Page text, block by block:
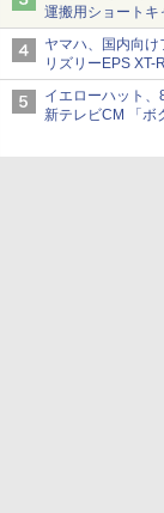
運搬用ショートキ
ヤマハ、国内向
リズリーEPS XT-
イエローハット、
新テレビCM 「ボ